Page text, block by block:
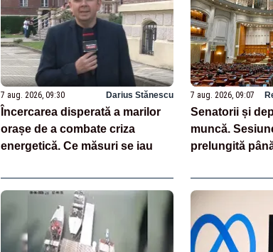
7 aug. 2026, 09:30 Darius Stănescu
Încercarea disperată a marilor
orașe de a combate criza
energetică. Ce măsuri se iau
7 aug. 2026, 09:07
Senatorii și
muncă.
prelungită